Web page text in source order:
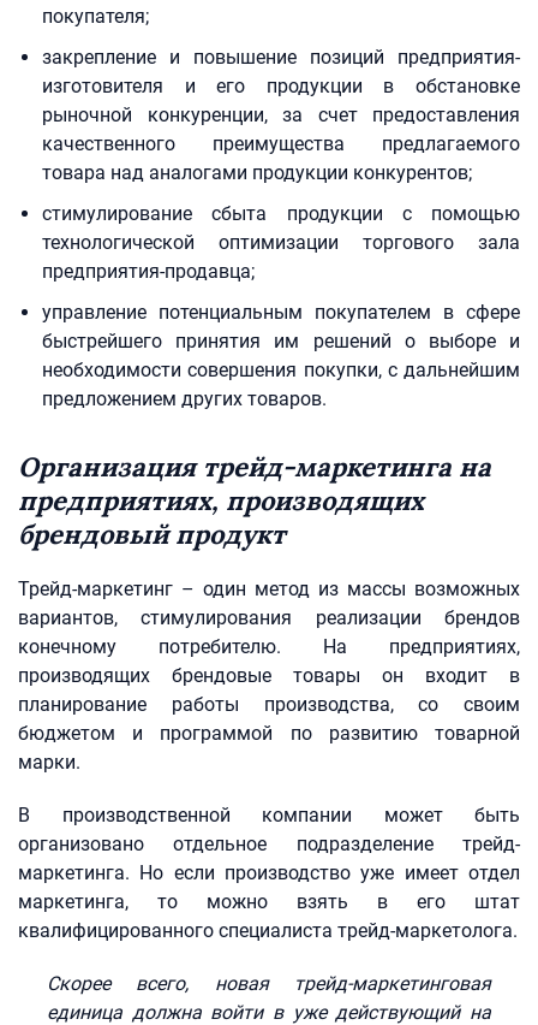
покупателя;
закрепление и повышение позиций предприятия-
изготовителя и его продукции в обстановке
рыночной конкуренции, за счет предоставления
качественного преимущества предлагаемого
товара над аналогами продукции конкурентов;
стимулирование сбыта продукции с помощью
технологической оптимизации торгового зала
предприятия-продавца;
управление потенциальным покупателем в сфере
быстрейшего принятия им решений о выборе и
необходимости совершения покупки, с дальнейшим
предложением других товаров.
Организация трейд-маркетинга на
предприятиях, производящих
брендовый продукт
Трейд-маркетинг – один метод из массы возможных
вариантов, стимулирования реализации брендов
конечному потребителю. На предприятиях,
производящих брендовые товары он входит в
планирование работы производства, со своим
бюджетом и программой по развитию товарной
марки.
В производственной компании может быть
организовано отдельное подразделение трейд-
маркетинга. Но если производство уже имеет отдел
маркетинга, то можно взять в его штат
квалифицированного специалиста трейд-маркетолога.
Скорее всего, новая трейд-маркетинговая
единица должна войти в уже действующий на